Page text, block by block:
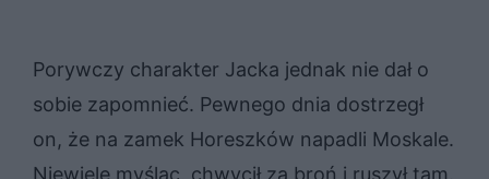
Porywczy charakter Jacka jednak nie dał o
sobie zapomnieć. Pewnego dnia dostrzegł
on, że na zamek Horeszków napadli Moskale.
Niewiele myśląc, chwycił za broń i ruszył tam.